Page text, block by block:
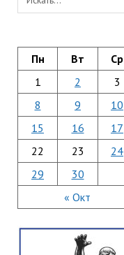
Пн Вт Ср
« Окт
1 2 3
8
9 10
15
16 17
22
23 24
29
30